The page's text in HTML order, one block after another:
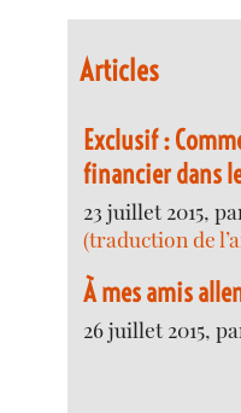
Articles
Exclusif :
financier dans
23 juillet 2015,
(traduction de
À mes amis
26 juillet 2015,